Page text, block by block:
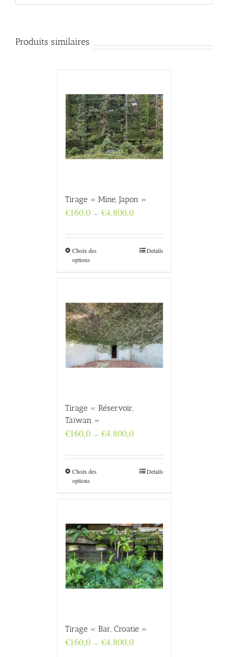
Produits similaires
Tirage « Mine, Japon »
€160,0 – €4.800,0Plage
€160,0
Choix des
options
Details
Tirage « Réservoir,
Taïwan »
€160,0 – €4.800,0Plage
€160,0
Choix des
options
Details
Tirage « Bar, Croatie »
€160,0 – €4.800,0Plage